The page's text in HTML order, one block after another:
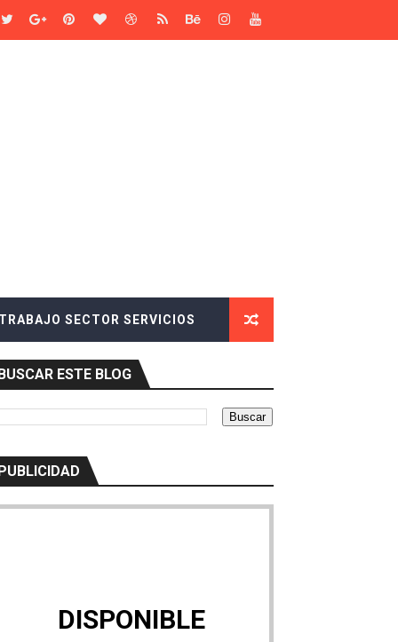
Metrovalencia y TRAM d’Alacant
en Valencia
DE LA COMUNIDAD VALENCIANA.
de actas de adjudicación
TRABAJO SECTOR SERVICIOS
ESTE BLOG
DISPONIBLE